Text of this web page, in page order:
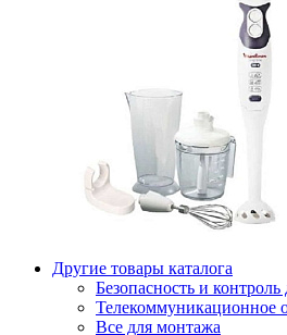
Другие товары каталога
Безопасность и контроль
Телекоммуникационное
Все для монтажа